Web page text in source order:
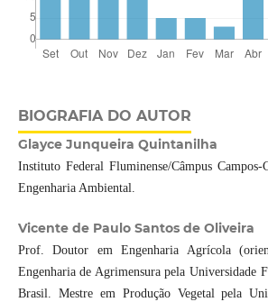
BIOGRAFIA DO AUTOR
Glayce Junqueira Quintanilha
Instituto Federal Fluminense/Câmpus
Engenharia Ambiental.
Vicente de Paulo Santos de Oliveira
Prof. Doutor em Engenharia Agrícola
Engenharia de Agrimensura pela Universidade
Brasil. Mestre em Produção Vegetal pela